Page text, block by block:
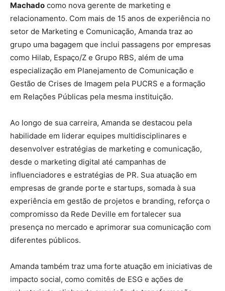
Machado como nova gerente de marketing e
relacionamento. Com mais de 15 anos de experiência no
setor de Marketing e Comunicação, Amanda traz ao
grupo uma bagagem que inclui passagens por empresas
como Hilab, Espaço/Z e Grupo RBS, além de uma
especialização em Planejamento de Comunicação e
Gestão de Crises de Imagem pela PUCRS e a formação
em Relações Públicas pela mesma instituição.
Ao longo de sua carreira, Amanda se destacou pela
habilidade em liderar equipes multidisciplinares e
desenvolver estratégias de marketing e comunicação,
desde o marketing digital até campanhas de
influenciadores e estratégias de PR. Sua atuação em
empresas de grande porte e startups, somada à sua
experiência em gestão de projetos e branding, reforça o
compromisso da Rede Deville em fortalecer sua
presença no mercado e aprimorar sua comunicação com
diferentes públicos.
Amanda também traz uma forte atuação em iniciativas de
impacto social, como comitês de ESG e ações de